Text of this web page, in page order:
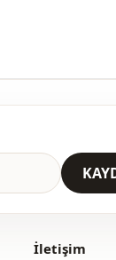
Çift cepli
Cepli
İletişim